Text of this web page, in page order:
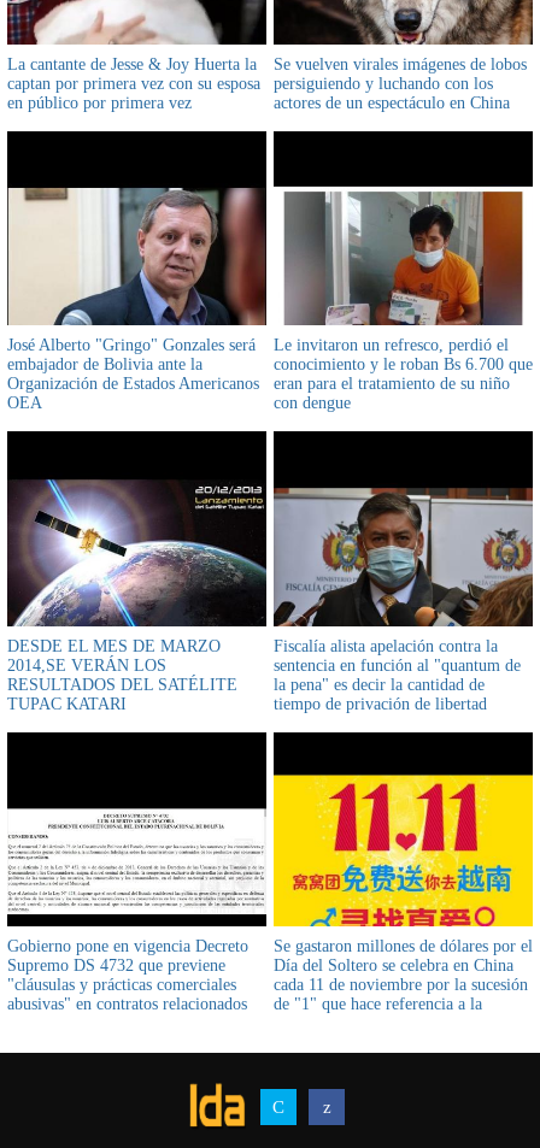
La cantante de Jesse & Joy Huerta la
captan por primera vez con su esposa
en público por primera vez
Se vuelven virales imágenes de lobos
persiguiendo y luchando con los
actores de un espectáculo en China
José Alberto "Gringo" Gonzales será
embajador de Bolivia ante la
Organización de Estados Americanos
OEA
Le invitaron un refresco, perdió el
conocimiento y le roban Bs 6.700 que
eran para el tratamiento de su niño
con dengue
DESDE EL MES DE MARZO
2014,SE VERÁN LOS
RESULTADOS DEL SATÉLITE
TUPAC KATARI
Fiscalía alista apelación contra la
sentencia en función al "quantum de
la pena" es decir la cantidad de
tiempo de privación de libertad
Gobierno pone en vigencia Decreto
Supremo DS 4732 que previene
"cláusulas y prácticas comerciales
abusivas" en contratos relacionados
Se gastaron millones de dólares por el
Día del Soltero se celebra en China
cada 11 de noviembre por la sucesión
de "1" que hace referencia a la